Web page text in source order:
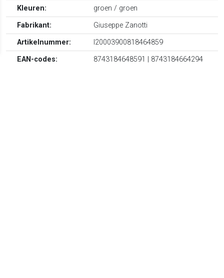
Kleuren:
groen / groen
Fabrikant:
Giuseppe Zanotti
Artikelnummer:
I20003900818464859
EAN-codes:
8743184648591 | 8743184664294